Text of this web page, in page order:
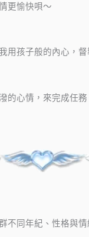
更愉快唄～
用孩子般的內心，
的心情，來完成任務
不同年紀、性格與